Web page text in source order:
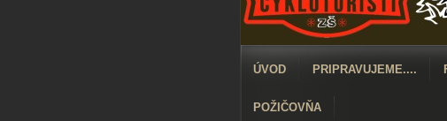
ÚVOD PRIPRAVUJEME....
POŽIČOVŇA